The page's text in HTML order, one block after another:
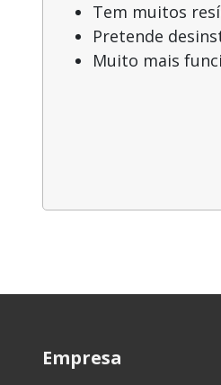
Tem muitos
Pretende
Muito mais
Empresa